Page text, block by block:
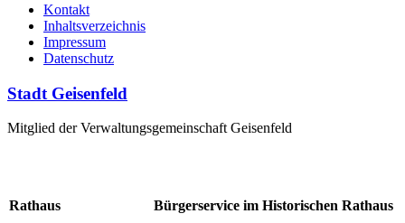
Kontakt
Inhaltsverzeichnis
Impressum
Datenschutz
Stadt Geisenfeld
Mitglied der Verwaltungsgemeinschaft Geisenfeld
Rathaus
Bürgerservice im Historischen Rathaus